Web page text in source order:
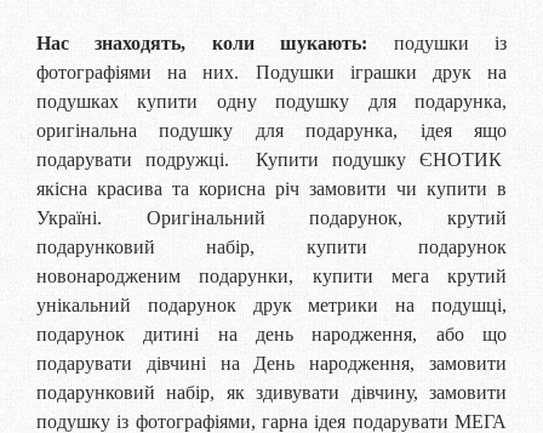
Нас знаходять, коли шукають: подушки із
фотографіями на них. Подушки іграшки друк на
подушках купити одну подушку для подарунка,
оригінальна подушку для подарунка, ідея ящо
подарувати подружці. Купити подушку ЄНОТИК
якісна красива та корисна річ замовити чи купити в
Україні. Оригінальний подарунок, крутий
подарунковий набір, купити подарунок
новонародженим подарунки, купити мега крутий
унікальний подарунок друк метрики на подушці,
подарунок дитині на день народження, або що
подарувати дівчині на День народження, замовити
подарунковий набір, як здивувати дівчину, замовити
подушку із фотографіями, гарна ідея подарувати МЕГА